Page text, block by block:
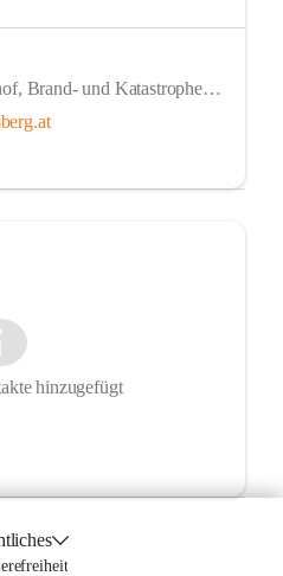
Städtischer Wirtschaftshof, Brand- und Katastrophenschutz, Sportstätten
hinzugefügt